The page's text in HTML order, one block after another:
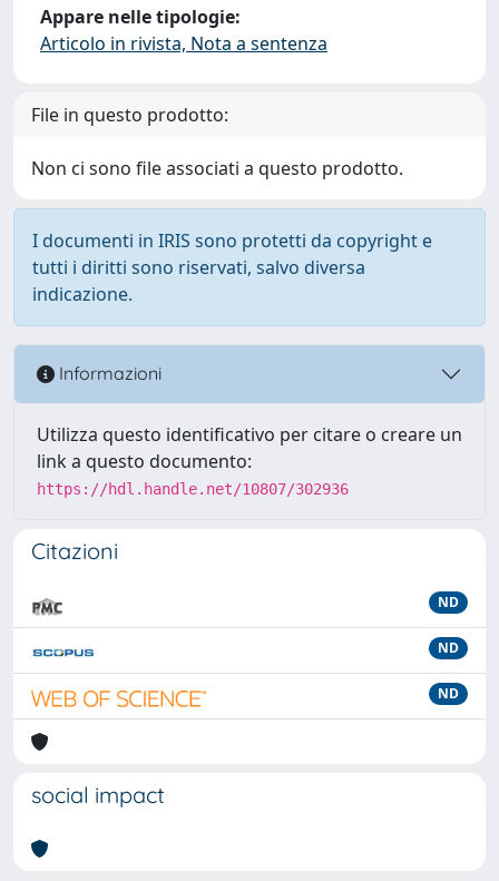
Appare nelle tipologie:
Articolo in rivista, Nota a sentenza
File in questo prodotto:
Non ci sono file associati a questo prodotto.
I documenti in IRIS sono protetti da copyright e
tutti i diritti sono riservati, salvo diversa
indicazione.
Informazioni
Utilizza questo identificativo per citare o creare un
link a questo documento:
https://hdl.handle.net/10807/302936
Citazioni
ND
ND
ND
social impact